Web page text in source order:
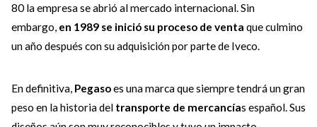
80 la empresa se abrió al mercado internacional. Sin
embargo, en 1989 se inició su proceso de venta que culmino
un año después con su adquisición por parte de Iveco.
En definitiva, Pegasoes una marca que siempre tendrá un gran
peso en la historia del transporte de mercancías español. Sus